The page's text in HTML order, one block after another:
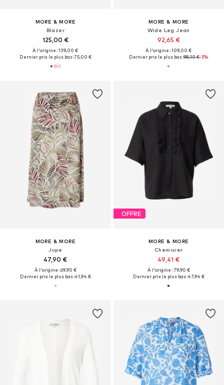
MORE & MORE
Blazer
125,00 €
À l'origine : 139,00 €
Dernier prix le plus bas :75,00 €
MORE & MORE
Wide Leg Jean
92,65 €
À l'origine : 109,00 €
Dernier prix le plus bas :98,10 €-5%
MORE & MORE
Jupe
47,90 €
À l'origine : 69,90 €
Dernier prix le plus bas :41,94 €
OFFRE
MORE & MORE
Chemisier
49,41 €
À l'origine : 79,90 €
Dernier prix le plus bas :47,94 €